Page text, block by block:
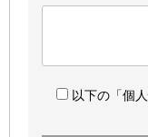
以下の「個